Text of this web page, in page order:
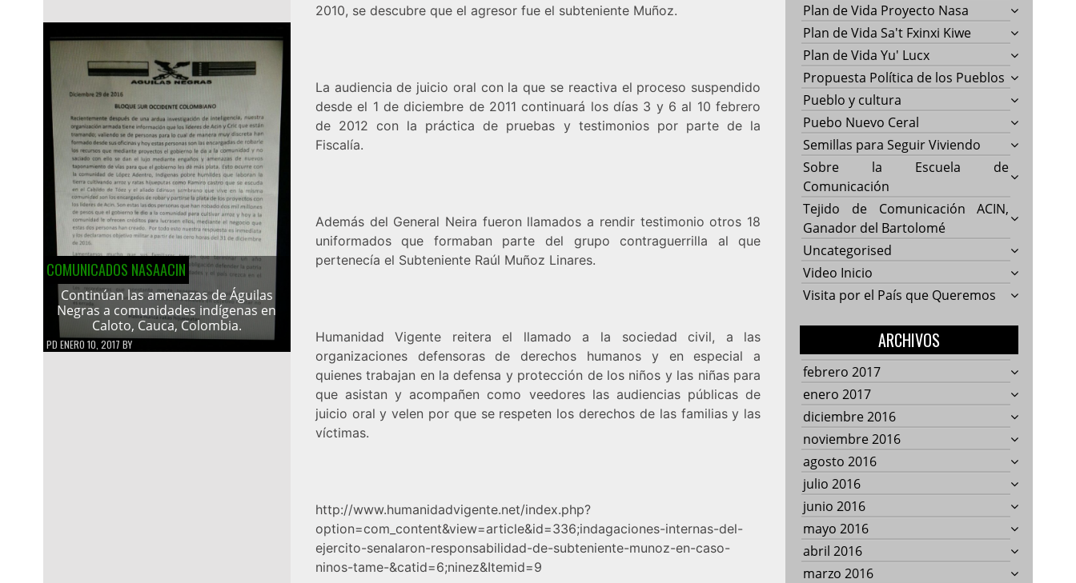
COMUNICADOS NASAACIN
Continúan las amenazas de Águilas
Negras a comunidades indígenas en
Caloto, Cauca, Colombia.
PD ENERO 10, 2017 BY
2010, se descubre que el agresor fue el subteniente Muñoz.
La audiencia de juicio oral con la que se reactiva el proceso suspendido
desde el 1 de diciembre de 2011 continuará los días 3 y 6 al 10 febrero
de 2012 con la práctica de pruebas y testimonios por parte de la
Fiscalía.
Además del General Neira fueron llamados a rendir testimonio otros 18
uniformados que formaban parte del grupo contraguerrilla al que
pertenecía el Subteniente Raúl Muñoz Linares.
Humanidad Vigente reitera el llamado a la sociedad civil, a las
organizaciones defensoras de derechos humanos y en especial a
quienes trabajan en la defensa y protección de los niños y las niñas para
que asistan y acompañen como veedores las audiencias públicas de
juicio oral y velen por que se respeten los derechos de las familias y las
víctimas.
http://www.humanidadvigente.net/index.php?
option=com_content&view=article&id=336;indagaciones-internas-del-
ejercito-senalaron-responsabilidad-de-subteniente-munoz-en-caso-
ninos-tame-&catid=6;ninez&Itemid=9
Plan de Vida Proyecto Nasa
Plan de Vida Sa't Fxinxi Kiwe
Plan de Vida Yu' Lucx
Propuesta Política de los Pueblos
Pueblo y cultura
Puebo Nuevo Ceral
Semillas para Seguir Viviendo
Sobre la Escuela de
Comunicación
Tejido de Comunicación ACIN,
Ganador del Bartolomé
Uncategorised
Video Inicio
Visita por el País que Queremos
ARCHIVOS
febrero 2017
enero 2017
diciembre 2016
noviembre 2016
agosto 2016
julio 2016
junio 2016
mayo 2016
abril 2016
marzo 2016